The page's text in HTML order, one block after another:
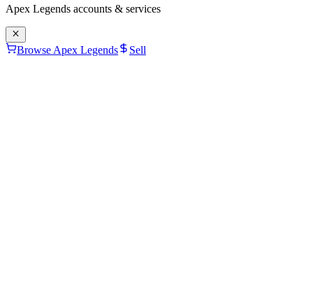
Apex Legends accounts & services
Browse Apex Legends Sell